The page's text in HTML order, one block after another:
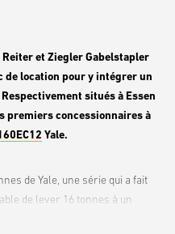
Reiter et Ziegler Gabelstapler
de location pour y intégrer un
situés à Essen
premiers concessionnaires à
Yale.
de Yale, une série qui a fait
de lever 16 tonnes à un
de façon plus efficace